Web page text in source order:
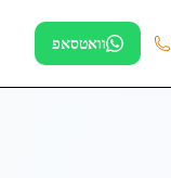
וואטסאפ